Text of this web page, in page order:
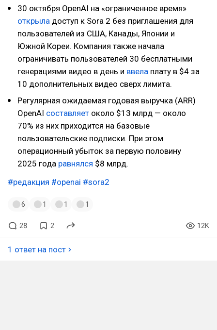
30 октября OpenAI на «ограниченное время»
открыла доступ к Sora 2 без приглашения для
пользователей из США, Канады, Японии и
Южной Кореи. Компания также начала
ограничивать пользователей 30 бесплатными
генерациями видео в день и ввела плату в $4 за
10 дополнительных видео сверх лимита.
Регулярная ожидаемая годовая выручка (ARR)
OpenAI составляет около $13 млрд — около
70% из них приходится на базовые
пользовательские подписки. При этом
операционный убыток за первую половину
2025 года равнялся $8 млрд.
#редакция #openai #sora2
6 1 1 1
28 2 12K
1 ответ на пост